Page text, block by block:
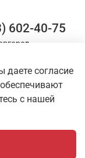
602-40-75
даете согласие
с нашей